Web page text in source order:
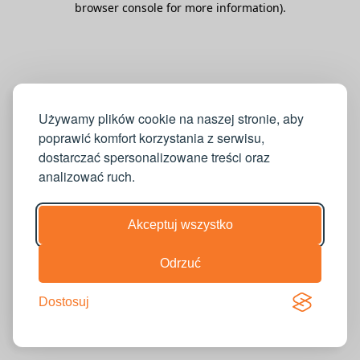
Używamy plików cookie na naszej stronie, aby
poprawić komfort korzystania z serwisu,
dostarczać spersonalizowane treści oraz
analizować ruch.
Akceptuj wszystko
Odrzuć
Dostosuj
browser console for more information).